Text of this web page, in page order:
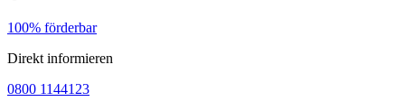
100% förderbar
Direkt informieren
0800 1144123